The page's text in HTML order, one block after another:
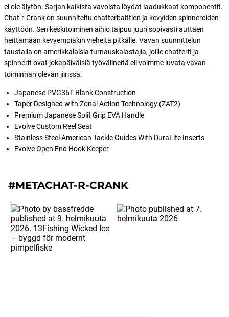
ei ole älytön. Sarjan kaikista vavoista löydät laadukkaat komponentit.
Chat-r-Crank on suunniteltu chatterbaittien ja kevyiden spinnereiden
käyttöön. Sen keskitoiminen aihio taipuu juuri sopivasti auttaen
heittämään kevyempiäkin vieheitä pitkälle. Vavan suunnittelun
taustalla on amerikkalaisia turnauskalastajia, joille chatterit ja
spinnerit ovat jokapäiväisiä työvälineitä eli voimme luvata vavan
toiminnan olevan jiirissä.
Japanese PVG36T Blank Construction
Taper Designed with Zonal Action Technology (ZAT2)
Premium Japanese Split Grip EVA Handle
Evolve Custom Reel Seat
Stainless Steel American Tackle Guides With DuraLite Inserts
Evolve Open End Hook Keeper
#METACHAT-R-CRANK